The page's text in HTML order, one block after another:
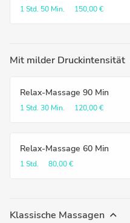
1 Std. 50 Min. 150,00 €
Mit milder Druckintensität
Relax-Massage 90 Min
1 Std. 30 Min. 120,00 €
Relax-Massage 60 Min
1 Std. 80,00 €
Klassische Massagen